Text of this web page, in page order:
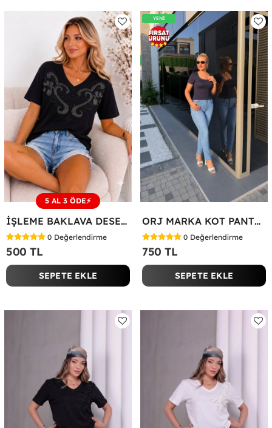
5 AL 3 ÖDE⚡
İŞLEME BAKLAVA DESEN TİŞÖRT Siyah
0 Değerlendirme
500 TL
SEPETE EKLE
YENİ
ORJ MARKA KOT PANTOLON Mavi
0 Değerlendirme
750 TL
SEPETE EKLE